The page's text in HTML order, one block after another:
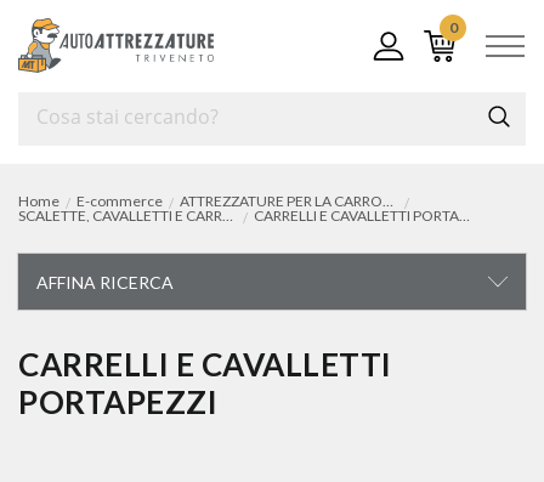
0
Home E-commerce
ATTREZZATURE PER LA CARROZZERIA
SCALETTE, CAVALLETTI E CARRELLI PER CARROZZERIA
CARRELLI E CAVALLETTI PORTAPEZZI
AFFINA RICERCA
ATTREZZATURE PER LA CARROZZERIA
saldatrici
CARRELLI E CAVALLETTI
PORTAPEZZI